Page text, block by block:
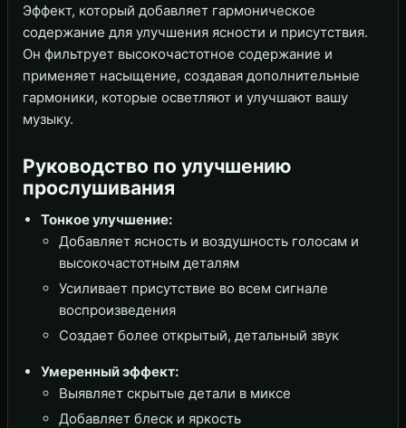
Эффект, который добавляет гармоническое
содержание для улучшения ясности и присутствия.
Он фильтрует высокочастотное содержание и
применяет насыщение, создавая дополнительные
гармоники, которые осветляют и улучшают вашу
музыку.
Руководство по улучшению
прослушивания
Тонкое улучшение:
Добавляет ясность и воздушность голосам и
высокочастотным деталям
Усиливает присутствие во всем сигнале
воспроизведения
Создает более открытый, детальный звук
Умеренный эффект:
Выявляет скрытые детали в миксе
Добавляет блеск и яркость